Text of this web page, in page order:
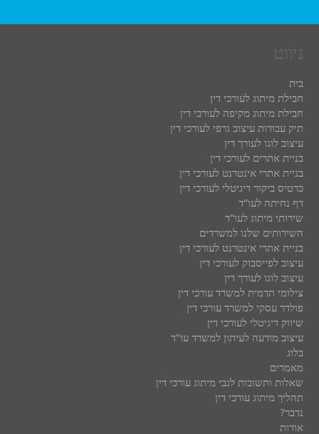
ניווט
בית
חבילת מיתוג לעורכי דין
חבילת מיתוג מקיפה לעורכי דין
תיק עבודות עיצוב גרפי לעורכי דין
עיצוב לוגו לעורך דין
בניית אתרים לעורכי דין
בניית אתרי אינטרנט לעורכי דין
כרטיס ביקור דיגיטלי לעורכי דין
דף נחיתה לעו"ד
שירותי מיתוג לעו"ד
השירותים שלנו למשרדים
בניית אתרי אינטרנט לעורכי דין
עיצוב לפייסבוק לעורכי דין
עיצוב לוגו לעורך דין
צילומי תדמית למשרד עורכי דין
פולדר עסקי למשרד עורכי דין
שיווק דיגיטלי לעורכי דין
עיצוב מודעה לעיתון למשרד עו"ד
בלוג
מאמרים
שאלות ותשובות לגבי מיתוג עורכי דין
תהליך מיתוג עורכי דין
נדבר?
אודות